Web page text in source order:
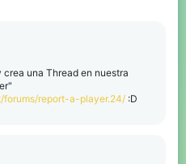
crea una Thread en nuestra
report-a-player.24/ :D